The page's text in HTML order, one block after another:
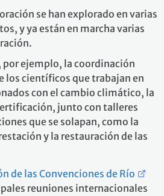
se han explorado en varias
y ya están en marcha varias
por ejemplo, la coordinación
los científicos que trabajan en
con el cambio climático, la
junto con talleres
que se solapan, como la
y la restauración de las
de las Convenciones de Río
reuniones internacionales